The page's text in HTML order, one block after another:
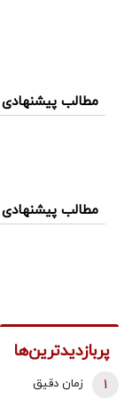
مطالب پیشنهادی
مطالب پیشنهادی
پربازدیدترین‌ها
زمان دقیق
1